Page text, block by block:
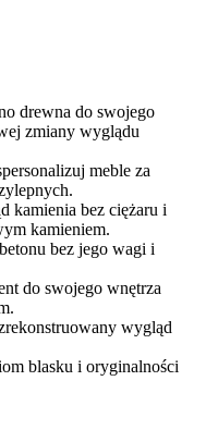
drewna do swojego
zmiany wyglądu
meble za
kamienia bez ciężaru i
kamieniem.
bez jego wagi i
do swojego wnętrza
wygląd
blasku i oryginalności